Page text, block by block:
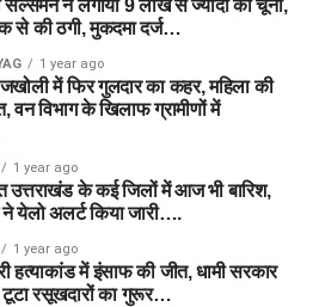
सेल्समैन ने लगाया 9 लाख से ज्यादा का चूना,
से की ठगी, मुकदमा दर्ज…
1 year ago
में फिर गुलदार का कहर, महिला की
वन विभाग के खिलाफ ग्रामीणों में
1 year ago
उत्तराखंड के कई जिलों में आज भी बारिश,
ने येलो अलर्ट किया जारी….
1 year ago
हत्याकांड में इंसाफ की जीत, धामी सरकार
रसूखदारों का गुरूर…